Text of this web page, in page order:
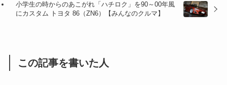
(1) (1)
小学生の時からのあこがれ「ハチロク」を90～00年風
にカスタム トヨタ 86（ZN6）【みんなのクルマ】
この記事を書いた人